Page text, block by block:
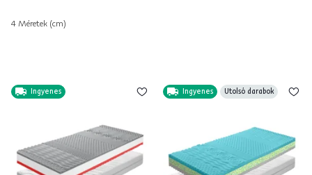
4 Méretek (cm)
Ingyenes Ingyenes Utolsó darabok